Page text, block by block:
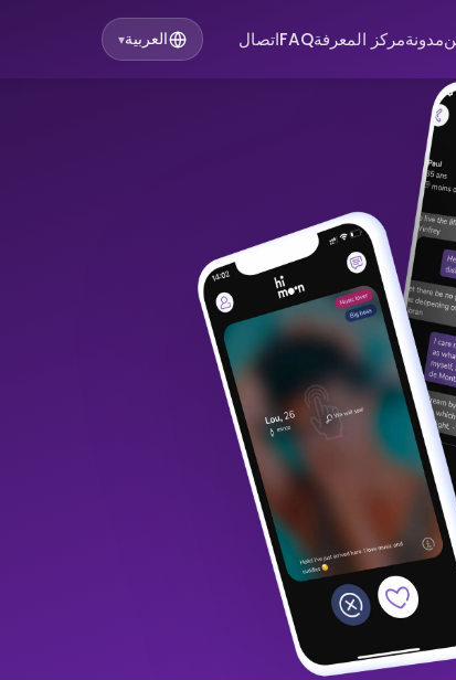
مدونةمركز المعرفةFAQاتصال العربية▾